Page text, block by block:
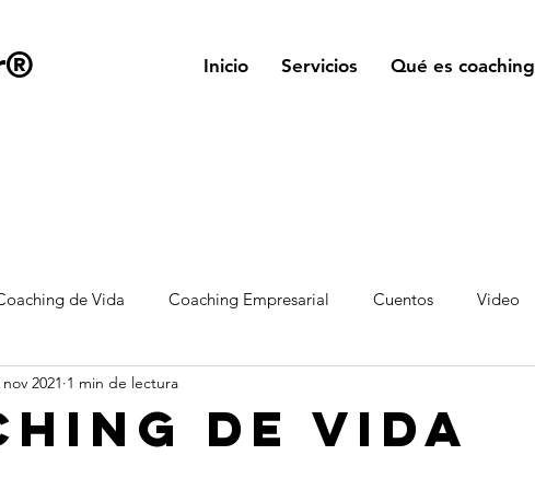
Inicio Servicios Qué es coaching
de Vida Coaching Empresarial Cuentos Video
de vida
2021 1 min de lectura